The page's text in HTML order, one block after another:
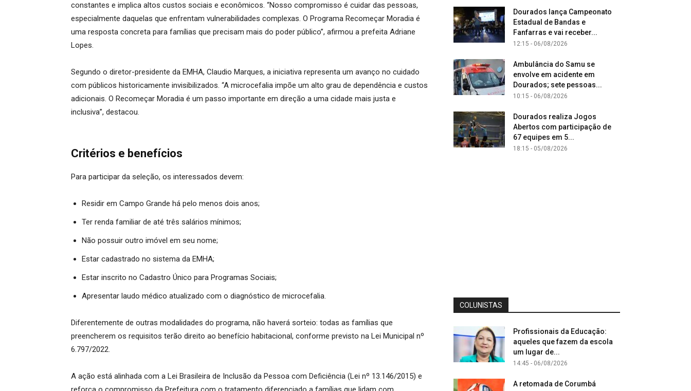
constantes e implica altos custos sociais e econômicos. “Nosso compromisso é cuidar das pessoas,
especialmente daquelas que enfrentam vulnerabilidades complexas. O Programa Recomeçar Moradia é
uma resposta concreta para famílias que precisam mais do poder público”, afirmou a prefeita Adriane
Lopes.
Segundo o diretor-presidente da EMHA, Claudio Marques, a iniciativa representa um avanço no cuidado
com públicos historicamente invisibilizados. “A microcefalia impõe um alto grau de dependência e custos
adicionais. O Recomeçar Moradia é um passo importante em direção a uma cidade mais justa e
inclusiva”, destacou.
Critérios e benefícios
Para participar da seleção, os interessados devem:
Residir em Campo Grande há pelo menos dois anos;
Ter renda familiar de até três salários mínimos;
Não possuir outro imóvel em seu nome;
Estar cadastrado no sistema da EMHA;
Estar inscrito no Cadastro Único para Programas Sociais;
Apresentar laudo médico atualizado com o diagnóstico de microcefalia.
Diferentemente de outras modalidades do programa, não haverá sorteio: todas as famílias que
preencherem os requisitos terão direito ao benefício habitacional, conforme previsto na Lei Municipal nº
6.797/2022.
A ação está alinhada com a Lei Brasileira de Inclusão da Pessoa com Deficiência (Lei nº 13.146/2015) e
Dourados lança Campeonato
Estadual de Bandas e
Fanfarras e vai receber...
12:15 - 06/08/2026
Ambulância do Samu se
envolve em acidente em
Dourados; sete pessoas...
10:15 - 06/08/2026
Dourados realiza Jogos
Abertos com participação de
67 equipes em 5...
18:15 - 05/08/2026
COLUNISTAS
Profissionais da Educação:
aqueles que fazem da escola
um lugar de...
14:45 - 06/08/2026
A retomada de Corumbá